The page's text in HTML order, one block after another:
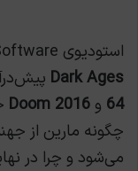
استودیوی id Software
Dark Ages پیش‌درآمد بازی
64 و Doom 2016
چگونه مارین از
می‌شود و چرا در